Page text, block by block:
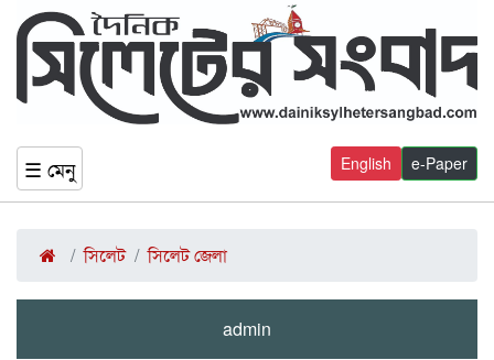
☰ মেনু e-Paper
English
সিলেট সিলেট জেলা
admin